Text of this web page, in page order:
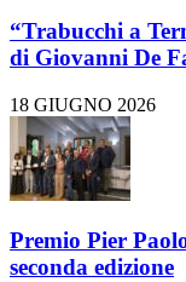
“Trabucchi a
di Giovanni De
18 GIUGNO 2026
Premio Pier
seconda edizione